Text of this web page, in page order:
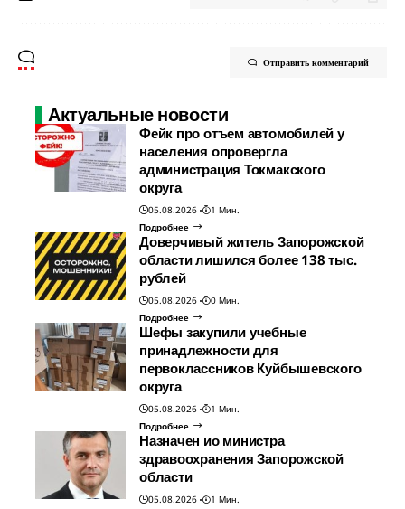
Отправить комментарий
Актуальные новости
Фейк про отъем автомобилей у
населения опровергла
администрация Токмакского
округа
05.08.2026
1 Мин.
Подробнее
Доверчивый житель Запорожской
области лишился более 138 тыс.
рублей
05.08.2026
0 Мин.
Подробнее
Шефы закупили учебные
принадлежности для
первоклассников Куйбышевского
округа
05.08.2026
1 Мин.
Подробнее
Назначен ио министра
здравоохранения Запорожской
области
05.08.2026
1 Мин.